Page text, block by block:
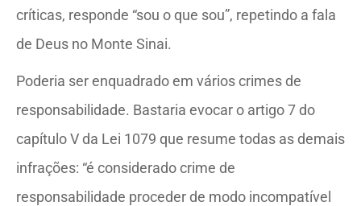
críticas, responde “sou o que sou”, repetindo a fala
de Deus no Monte Sinai.
Poderia ser enquadrado em vários crimes de
responsabilidade. Bastaria evocar o artigo 7 do
capítulo V da Lei 1079 que resume todas as demais
infrações: “é considerado crime de
responsabilidade proceder de modo incompatível